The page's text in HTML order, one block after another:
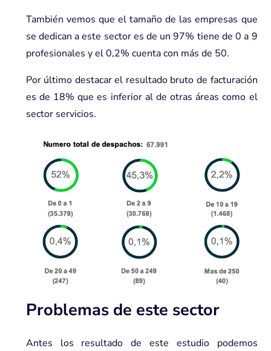
También vemos que el tamaño de las empresas que
se dedican a este sector es de un 97% tiene de 0 a 9
profesionales y el 0,2% cuenta con más de 50.
Por último destacar el resultado bruto de facturación
es de 18% que es inferior al de otras áreas como el
sector servicios.
Problemas de este sector
Antes los resultado de este estudio podemos